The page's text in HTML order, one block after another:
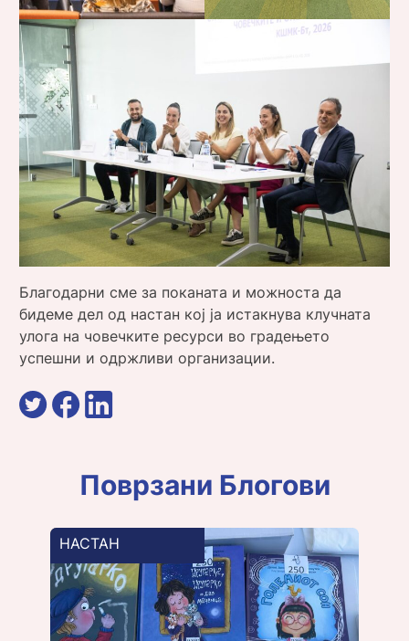
Благодарни сме за поканата и можноста да
бидеме дел од настан кој ја истакнува клучната
улога на човечките ресурси во градењето
успешни и одржливи организации.
Поврзани Блогови
НАСТАН